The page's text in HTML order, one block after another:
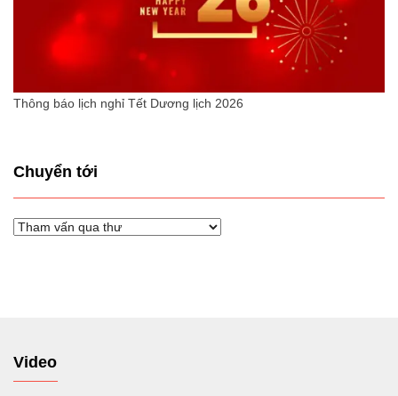
Thông báo lịch nghỉ Tết Dương lịch 2026
Chuyển tới
Chuyển
Video